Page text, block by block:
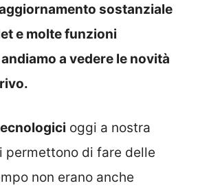
aggiornamento sostanziale
e molte funzioni
a vedere le novità
oggi a nostra
permettono di fare delle
non erano anche